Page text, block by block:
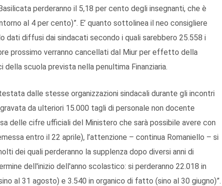
perderanno il 5,18 per cento degli insegnanti, che è
al 4 per cento)”. E’ quanto sottolinea il neo consigliere
dati diffusi dai sindacati secondo i quali sarebbero 25.558 i
prossimo verranno cancellati dal Miur per effetto della
scuola prevista nella penultima Finanziaria.
dalle stesse organizzazioni sindacali durante gli incontri
da ulteriori 15.000 tagli di personale non docente
delle cifre ufficiali del Ministero che sarà possibile avere con
entro il 22 aprile), l’attenzione – continua Romaniello – si
dei quali perderanno la supplenza dopo diversi anni di
dell'inizio dell'anno scolastico: si perderanno 22.018 in
al 31 agosto) e 3.540 in organico di fatto (sino al 30 giugno)”.